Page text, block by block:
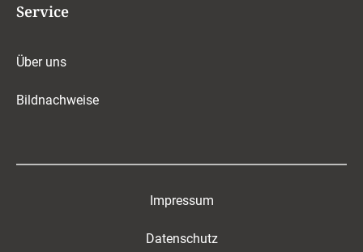
Service
Über uns
Bildnachweise
Impressum
Datenschutz